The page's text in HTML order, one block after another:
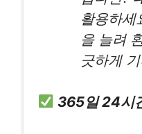
활용하세
을 늘려
긋하게
365일 24시